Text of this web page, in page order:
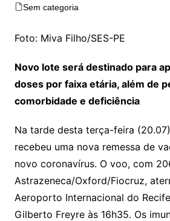
Sem categoria
Foto: Miva Filho/SES-PE
Novo lote será destinado para
doses por faixa etária, além de
comorbidade e deficiência
Na tarde desta terça-feira
recebeu uma nova remessa de
novo coronavírus. O voo, com
Astrazeneca/Oxford/Fiocruz,
Aeroporto Internacional do
Gilberto Freyre às 16h35. Os